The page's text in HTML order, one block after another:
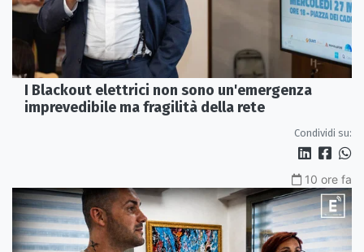
I Blackout elettrici non sono un'emergenza
imprevedibile ma fragilità della rete
Condividi su:
10 ore fa